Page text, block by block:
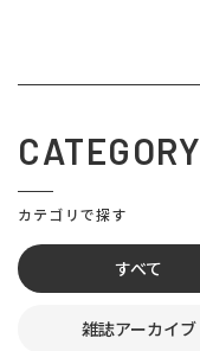
CATEGORY
カテゴリで探す
すべて
雑誌アーカイブ